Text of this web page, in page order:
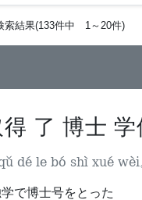
索結果(133件中 1～20件)
了 博士 学
dé le bó shì xué wèi
で博士号をとった